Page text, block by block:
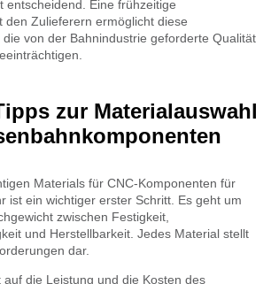
entscheidend. Eine frühzeitige
den Zulieferern ermöglicht diese
von der Bahnindustrie geforderte Qualität
zur Materialauswahl
Materials für CNC-Komponenten für
ist ein wichtiger erster Schritt. Es geht um
zwischen Festigkeit,
und Herstellbarkeit. Jedes Material stellt
dar.
auf die Leistung und die Kosten des